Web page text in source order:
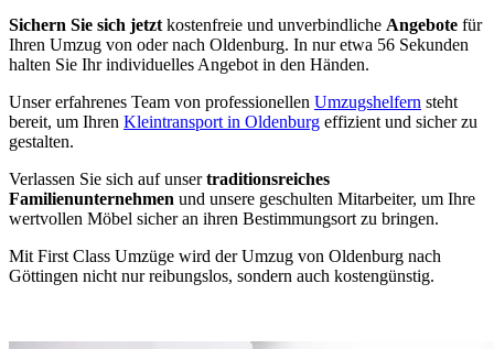
Sichern Sie sich jetzt kostenfreie und unverbindliche Angebote für
Ihren Umzug von oder nach Oldenburg. In nur etwa 56 Sekunden
halten Sie Ihr individuelles Angebot in den Händen.
Unser erfahrenes Team von professionellen Umzugshelfern steht
bereit, um Ihren Kleintransport in Oldenburg effizient und sicher zu
gestalten.
Verlassen Sie sich auf unsertraditionsreiches
Familienunternehmen und unsere geschulten Mitarbeiter, um Ihre
wertvollen Möbel sicher an ihren Bestimmungsort zu bringen.
Mit First Class Umzüge wird der Umzug von Oldenburg nach
Göttingen nicht nur reibungslos, sondern auch kostengünstig.